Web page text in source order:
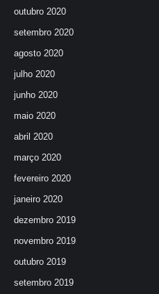
outubro 2020
setembro 2020
agosto 2020
julho 2020
junho 2020
maio 2020
abril 2020
março 2020
fevereiro 2020
janeiro 2020
dezembro 2019
novembro 2019
outubro 2019
setembro 2019